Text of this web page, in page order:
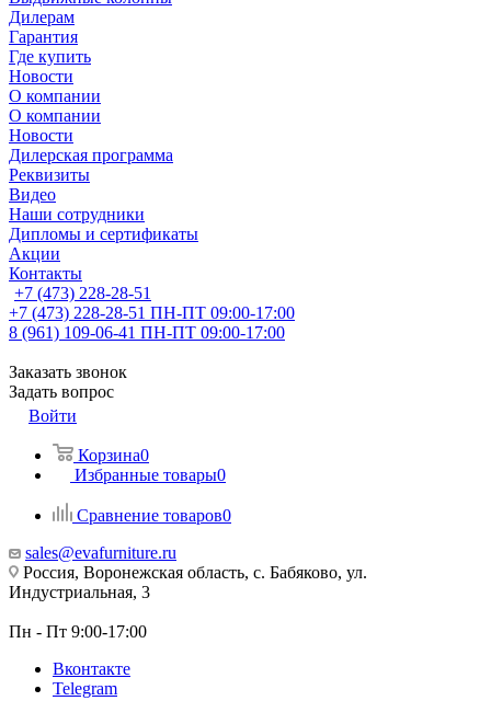
Дилерам
Гарантия
Где купить
Новости
О компании
О компании
Новости
Дилерская программа
Реквизиты
Видео
Наши сотрудники
Дипломы и сертификаты
Акции
Контакты
+7 (473) 228-28-51
+7 (473) 228-28-51 ПН-ПТ 09:00-17:00
8 (961) 109-06-41 ПН-ПТ 09:00-17:00
Заказать звонок
Задать вопрос
Войти
Корзина0
Избранные товары0
Сравнение товаров0
sales@evafurniture.ru
Россия, Воронежская область, с. Бабяково, ул.
Индустриальная, 3
Пн - Пт 9:00-17:00
Вконтакте
Telegram